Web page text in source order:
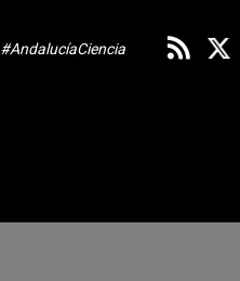
#AndalucíaCiencia